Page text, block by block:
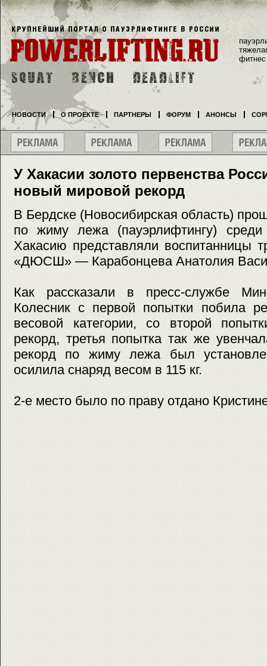
У Хакасии золото первенства
новый мировой рекорд
В Бердске (Новосибирская область)
по жиму лежа (пауэрлифтингу)
Хакасию представляли
«ДЮСШ» — Карабонцева Анатолия
Как рассказали в пресс-службе
Колесник с первой попытки побила
весовой категории, со второй
рекорд, третья попытка так же
рекорд по жиму лежа был
осилила снаряд весом в 115 кг.
2-е место было по праву отдано
фитнес
НОВОСТИ О ПРОЕКТЕ ПАРТНЕРЫ ФОРУМ АНОНСЫ